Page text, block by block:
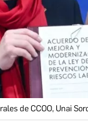
de CCOO, Unai